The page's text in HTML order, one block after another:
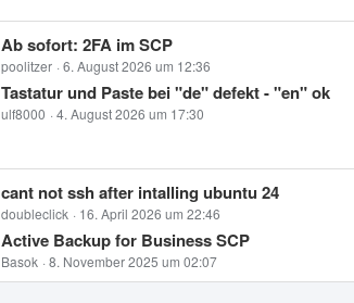
Ab sofort: 2FA im SCP
poolitzer 6. August 2026 um 12:36
Tastatur und Paste bei "de" defekt - "en" ok
ulf8000 4. August 2026 um 17:30
cant not ssh after intalling ubuntu 24
doubleclick 16. April 2026 um 22:46
Active Backup for Business SCP
Basok 8. November 2025 um 02:07